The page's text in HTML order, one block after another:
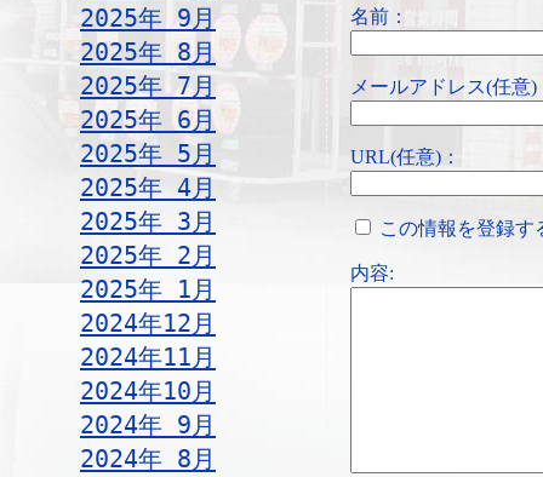
2025年 9月
2025年 8月
2025年 7月
2025年 6月
2025年 5月
2025年 4月
2025年 3月
2025年 2月
2025年 1月
2024年12月
2024年11月
2024年10月
2024年 9月
2024年 8月
名前：
メールアドレス(任意)
URL(任意)：
この情報を登録す
内容: